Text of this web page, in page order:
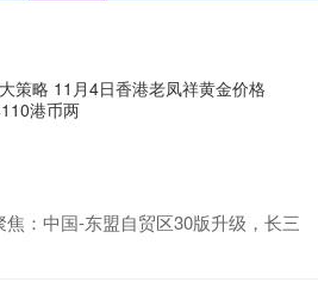
策略 11月4日香港老凤祥黄金价格
港币两
：中国-东盟自贸区30版升级，长三